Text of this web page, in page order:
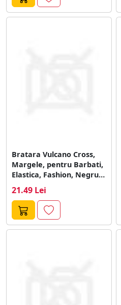
Bratara Vulcano Cross,
Margele, pentru Barbati,
Elastica, Fashion, Negru
21.49 Lei